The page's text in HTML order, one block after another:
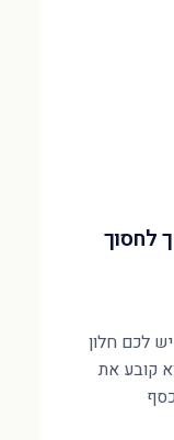
2026 – איך לחסוך
או פרשתם אחרי גיל 55? יש לכם חלון
קובע את